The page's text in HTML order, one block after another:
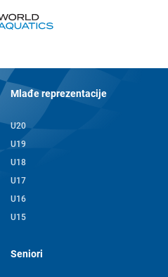
Mlađe reprezentacije
U20
U19
U18
U17
U16
U15
Seniori